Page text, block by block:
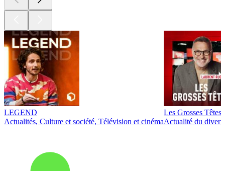
LEGEND
Actualités, Culture et société, Télévision et cinéma
Les Grosses Têtes
Actualité du